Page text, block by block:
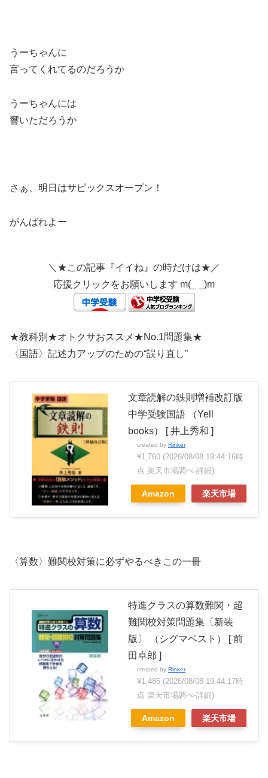
うーちゃんに
言ってくれてるのだろうか
うーちゃんには
響いただろうか
さぁ、明日はサピックスオープン！
がんばれよー
＼★この記事『イイね』の時だけは★／
応援クリックをお願いします m(_ _)m
★教科別★オトクサおススメ★No.1問題集★
〈国語〉記述力アップのための“誤り直し”
文章読解の鉄則増補改訂版
中学受験国語 （Yell
books） [ 井上秀和 ]
created by Rinker
¥1,760 (2026/08/08 19:44:16時
点 楽天市場調べ-詳細)
Amazon 楽天市場
〈算数〉難関校対策に必ずやるべきこの一冊
特進クラスの算数難関・超
難関校対策問題集〔新装
版〕 （シグマベスト） [ 前
田卓郎 ]
created by Rinker
¥1,485 (2026/08/08 19:44:17時
点 楽天市場調べ-詳細)
Amazon 楽天市場